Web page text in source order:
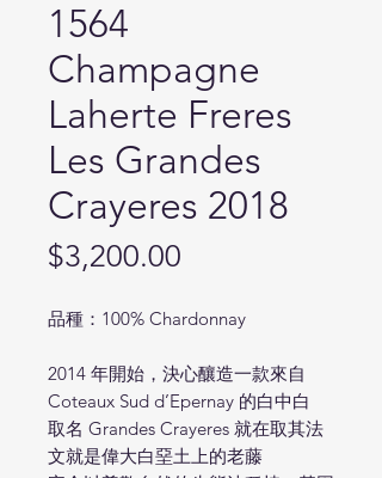
1564
Champagne
Laherte Freres
Les Grandes
Crayeres 2018
$3,200.00
品種：100% Chardonnay
2014 年開始，決心釀造一款來自
Coteaux Sud d’Epernay 的白中白
取名 Grandes Crayeres 就在取其法
文就是偉大白堊土上的老藤